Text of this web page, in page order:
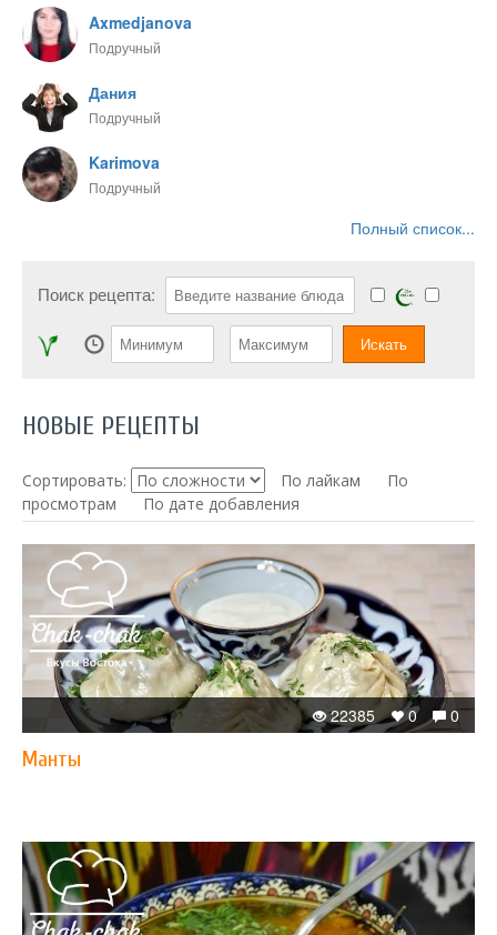
Axmedjanova
Подручный
Дания
Подручный
Karimova
Подручный
Полный список...
Поиск рецепта:
НОВЫЕ РЕЦЕПТЫ
Сортировать: По лайкам
По
просмотрам
По дате добавления
0
0
22385
Манты